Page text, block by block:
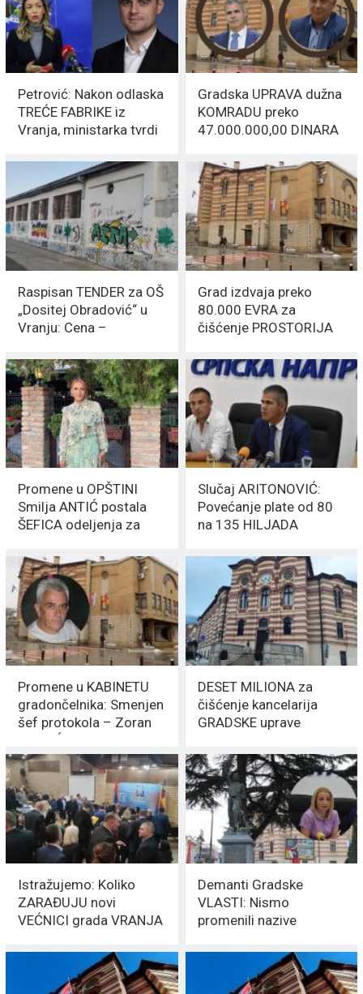
Petrović: Nakon odlaska
TREĆE FABRIKE iz
Vranja, ministarka tvrdi
Gradska UPRAVA dužna
KOMRADU preko
47.000.000,00 DINARA
Raspisan TENDER za OŠ
„Dositej Obradović“ u
Vranju: Cena –
Grad izdvaja preko
80.000 EVRA za
čišćenje PROSTORIJA
Promene u OPŠTINI
Smilja ANTIĆ postala
ŠEFICA odeljenja za
Slučaj ARITONOVIĆ:
Povećanje plate od 80
na 135 HILJADA
Promene u KABINETU
gradončelnika: Smenjen
šef protokola – Zoran
DESET MILIONA za
čišćenje kancelarija
GRADSKE uprave
Istražujemo: Koliko
ZARAĐUJU novi
VEĆNICI grada VRANJA
Demanti Gradske
VLASTI: Nismo
promenili nazive
SMO IH